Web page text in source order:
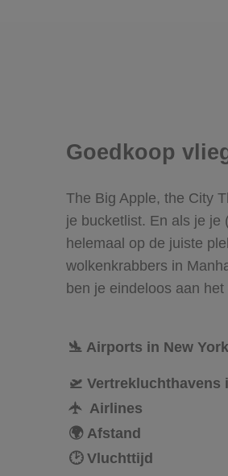
Goedkoop
The Big Apple, the City
je bucketlist. En als je je
helemaal op de juiste
wolkenkrabbers in
ben je eindeloos aan
🛬 Airports in New York
🛫 Vertrekluchthavens
🛧 Airlines
🌍 Afstand
🕑 Vluchttijd